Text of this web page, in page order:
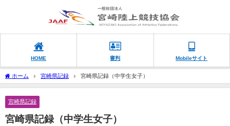
HOME 審判 Mobileサイト
ホーム 宮崎県記録 宮崎県記録（中学生女子）
宮崎県記録
宮崎県記録（中学生女子）